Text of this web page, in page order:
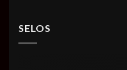
SELOS